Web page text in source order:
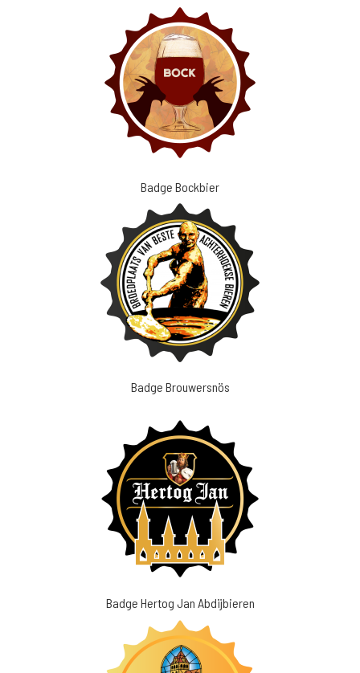
Badge Bockbier
Badge Brouwersnös
Badge Hertog Jan Abdijbieren